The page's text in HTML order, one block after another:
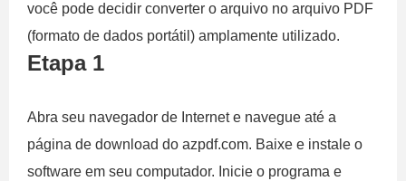
você pode decidir converter o arquivo no arquivo PDF
(formato de dados portátil) amplamente utilizado.
Etapa 1
Abra seu navegador de Internet e navegue até a
página de download do azpdf.com. Baixe e instale o
software em seu computador. Inicie o programa e